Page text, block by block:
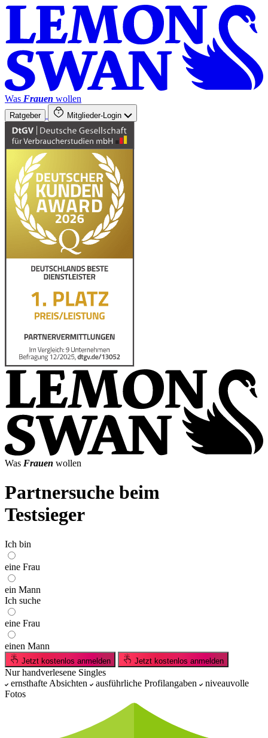
Was Frauen wollen
Ratgeber Mitglieder-Login
Was Frauen wollen
Partnersuche beim
Testsieger
Ich bin
eine Frau
ein Mann
Ich suche
eine Frau
einen Mann
Jetzt kostenlos anmelden Jetzt kostenlos anmelden
Nur handverlesene Singles
ernsthafte Absichten
ausführliche Profilangaben
niveauvolle
Fotos